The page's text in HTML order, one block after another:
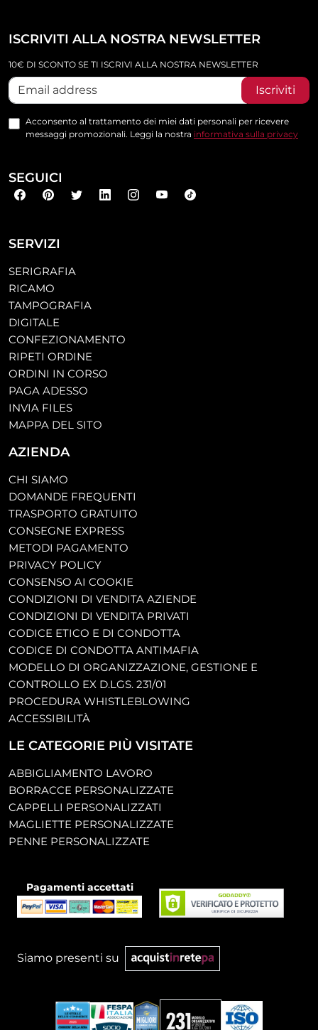
SERVIZI
SERIGRAFIA
RICAMO
TAMPOGRAFIA
DIGITALE
CONFEZIONAMENTO
RIPETI ORDINE
ORDINI IN CORSO
PAGA ADESSO
INVIA FILES
MAPPA DEL SITO
AZIENDA
CHI SIAMO
DOMANDE FREQUENTI
TRASPORTO GRATUITO
CONSEGNE EXPRESS
METODI PAGAMENTO
PRIVACY POLICY
CONSENSO AI COOKIE
CONDIZIONI DI VENDITA AZIENDE
CONDIZIONI DI VENDITA PRIVATI
CODICE ETICO E DI CONDOTTA
CODICE DI CONDOTTA ANTIMAFIA
MODELLO DI ORGANIZZAZIONE, GESTIONE E
CONTROLLO EX D.LGS. 231/01
PROCEDURA WHISTLEBLOWING
ACCESSIBILITÀ
LE CATEGORIE PIÙ VISITATE
ABBIGLIAMENTO LAVORO
BORRACCE PERSONALIZZATE
CAPPELLI PERSONALIZZATI
MAGLIETTE PERSONALIZZATE
PENNE PERSONALIZZATE
ISCRIVITI ALLA NOSTRA NEWSLETTER
10€ DI SCONTO SE TI ISCRIVI ALLA NOSTRA NEWSLETTER
Iscriviti
Acconsento al trattamento dei miei dati personali per ricevere
messaggi promozionali. Leggi la nostra informativa sulla privacy
SEGUICI
Pagamenti accettati
Siamo presenti su